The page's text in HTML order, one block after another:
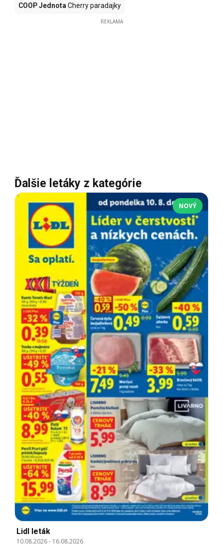
COOP Jednota Cherry paradajky
REKLAMA
Ďalšie letáky z kategórie
NOVÝ
Lidl leták
10.08.2026- 16.08.2026